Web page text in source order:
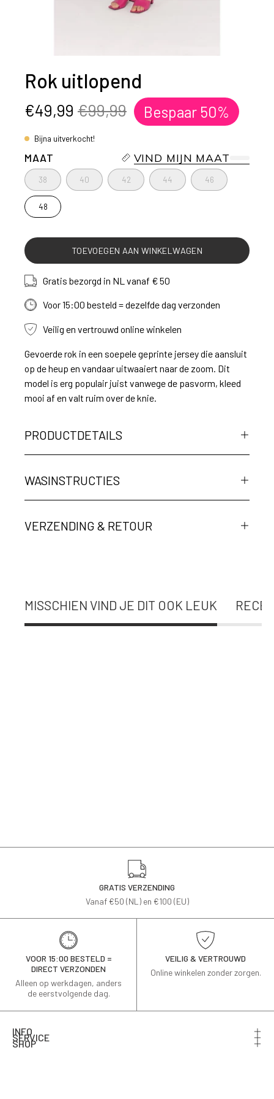
Rok uitlopend
€49,99 €99,99 Bespaar 50%
Bijna uitverkocht!
MAAT VIND MIJN MAAT
38 40 42 44 46
48
TOEVOEGEN AAN WINKELWAGEN
Gratis bezorgd in NL vanaf € 50
Voor 15:00 besteld = dezelfde dag verzonden
Veilig en vertrouwd online winkelen
Gevoerde rok in een soepele geprinte jersey die aansluit
op de heup en vandaar uitwaaiert naar de zoom. Dit
model is erg populair juist vanwege de pasvorm, kleed
mooi af en valt ruim over de knie.
PRODUCTDETAILS
WASINSTRUCTIES
VERZENDING & RETOUR
MISSCHIEN VIND JE DIT OOK LEUK
GRATIS VERZENDING
Vanaf €50 (NL) en €100 (EU)
VOOR 15:00 BESTELD =
DIRECT VERZONDEN
Alleen op werkdagen, anders
de eerstvolgende dag.
VEILIG & VERTROUWD
Online winkelen zonder zorgen.
INFO
SERVICE
SHOP